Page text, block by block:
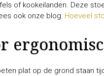
of kookeilanden. Deze
ook onze blog: Hoeveel
plat op de grond staan